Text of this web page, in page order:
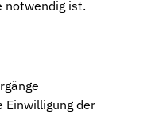
– Grundlagen, Eigenschaften
– Übersicht
notwendig ist.
Einwilligung der